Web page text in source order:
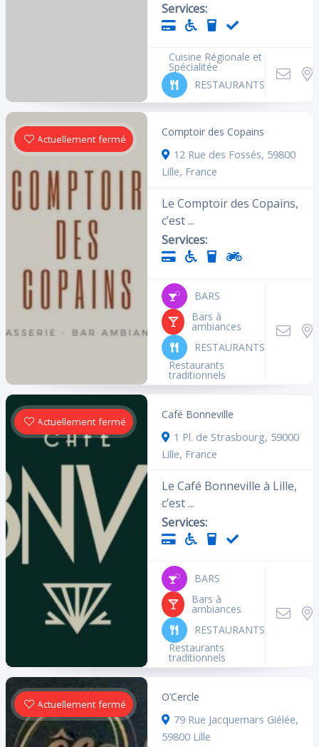
Services:
Cuisine Régionale et
Spécialitée
RESTAURANTS
Actuellement fermé
Comptoir des Copains
12 Rue des Fossés, 59800
Lille, France
Le Comptoir des Copains,
c’est ...
Services:
BARS
Bars à
ambiances
RESTAURANTS
Restaurants
traditionnels
Actuellement fermé
Café Bonneville
1 Pl. de Strasbourg, 59000
Lille, France
Le Café Bonneville à Lille,
c’est ...
Services:
BARS
Bars à
ambiances
RESTAURANTS
Restaurants
traditionnels
Actuellement fermé
O’Cercle
79 Rue Jacquemars Giélée,
59800 Lille